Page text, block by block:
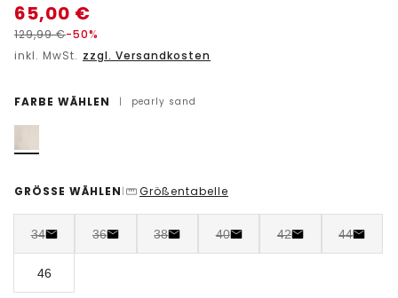
65,00 €
129,99€-50%
inkl. MwSt. zzgl. Versandkosten
FARBE WÄHLEN | pearly sand
GRÖSSE WÄHLEN | Größentabelle
34 36 38 40 42 44
46